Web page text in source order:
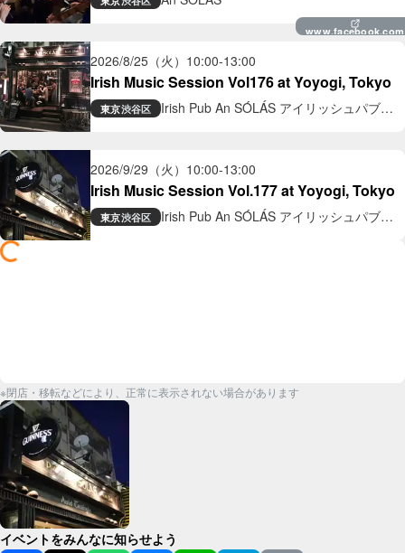
www.facebook.com
2026/8/25（火） 10:00-13:00
Irish Music Session Vol176 at Yoyogi, Tokyo
東京渋谷区
Irish Pub An SÓLÁS アイリッシュパブ
2026/9/29（火） 10:00-13:00
Irish Music Session Vol.177 at Yoyogi, Tokyo
東京渋谷区
Irish Pub An SÓLÁS アイリッシュパブ
※閉店・移転などにより、正常に表示されない場合があります
イベントをみんなに知らせよう